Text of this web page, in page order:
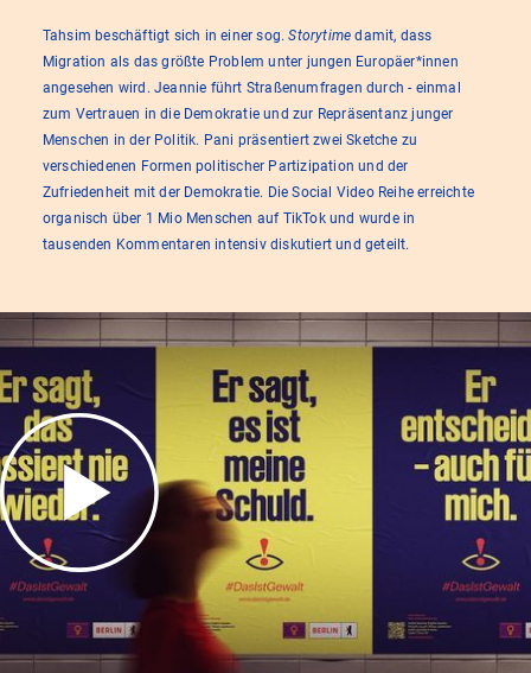
Tahsim beschäftigt sich in einer sog.Storytime damit, dass
Migration als das größte Problem unter jungen Europäer*innen
angesehen wird. Jeannie führt Straßenumfragen durch - einmal
zum Vertrauen in die Demokratie und zur Repräsentanz junger
Menschen in der Politik. Pani präsentiert zwei Sketche zu
verschiedenen Formen politischer Partizipation und der
Zufriedenheit mit der Demokratie. Die Social Video Reihe erreichte
organisch über 1 Mio Menschen auf TikTok und wurde in
tausenden Kommentaren intensiv diskutiert und geteilt.